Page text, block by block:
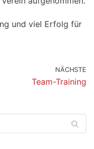
und viel Erfolg für
NÄCHSTE
Team-Training